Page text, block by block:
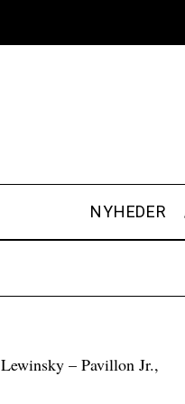
NYHEDER